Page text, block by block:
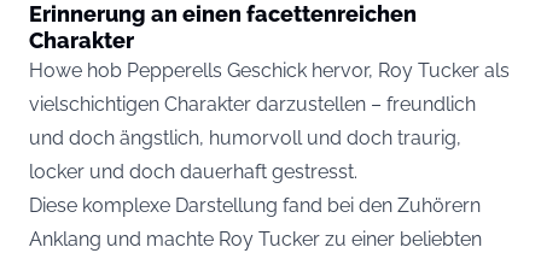
Erinnerung an einen facettenreichen
Charakter
Howe hob Pepperells Geschick hervor, Roy Tucker als
vielschichtigen Charakter darzustellen – freundlich
und doch ängstlich, humorvoll und doch traurig,
locker und doch dauerhaft gestresst.
Diese komplexe Darstellung fand bei den Zuhörern
Anklang und machte Roy Tucker zu einer beliebten